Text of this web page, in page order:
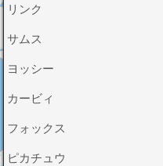
リンク
サムス
ヨッシー
カービィ
フォックス
ピカチュウ